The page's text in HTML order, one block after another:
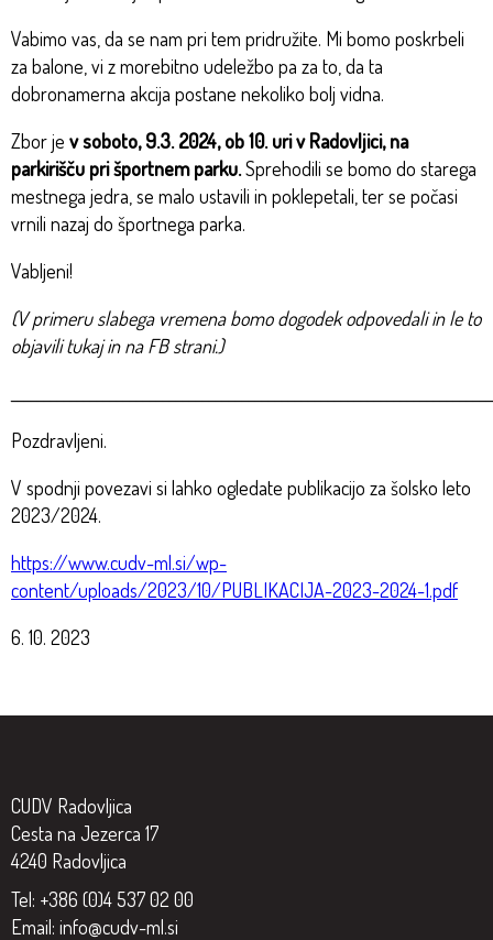
Vabimo vas, da se nam pri tem pridružite. Mi bomo poskrbeli
za balone, vi z morebitno udeležbo pa za to, da ta
dobronamerna akcija postane nekoliko bolj vidna.
Zbor je v soboto, 9.3. 2024, ob 10. uri v Radovljici, na
parkirišču pri športnem parku.Sprehodili se bomo do starega
mestnega jedra, se malo ustavili in poklepetali, ter se počasi
vrnili nazaj do športnega parka.
Vabljeni!
(V primeru slabega vremena bomo dogodek odpovedali in le to
objavili tukaj in na FB strani.)
Pozdravljeni.
V spodnji povezavi si lahko ogledate publikacijo za šolsko leto
2023/2024.
https://www.cudv-ml.si/wp-
content/uploads/2023/10/PUBLIKACIJA-2023-2024-1.pdf
6. 10. 2023
CUDV Radovljica
Cesta na Jezerca 17
4240 Radovljica
Tel: +386 (0)4 537 02 00
Email: info@cudv-ml.si